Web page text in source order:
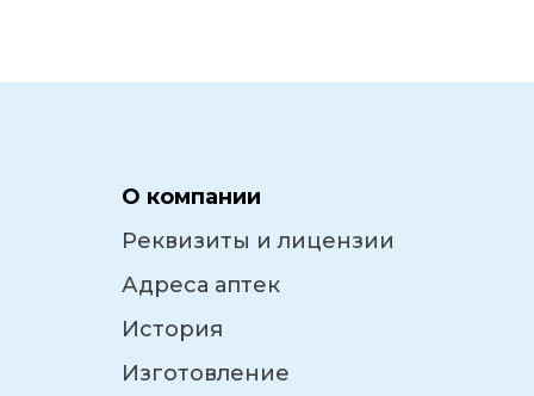
О компании
Реквизиты и лицензии
Адреса аптек
История
Изготовление